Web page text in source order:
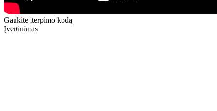
Gaukite įterpimo kodą
Įvertinimas